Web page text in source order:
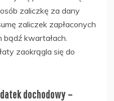
zaliczkę za dany
zaliczek zapłaconych
kwartałach.
zaokrągla się do
dochodowy –